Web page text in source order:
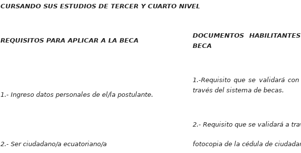
CURSANDO SUS ESTUDIOS DE TERCER Y CUARTO NIVEL
REQUISITOS PARA APLICAR A LA BECA
DOCUMENTOS
BECA
1.- Ingreso datos personales de el/la postulante.
1.-Requisito que se validará
través del sistema de becas.
2.- Ser ciudadano/a ecuatoriano/a
2.- Requisito que se validará a
fotocopia de la cédula de